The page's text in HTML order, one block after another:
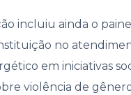
incluiu ainda o
no
em iniciativas
violência de